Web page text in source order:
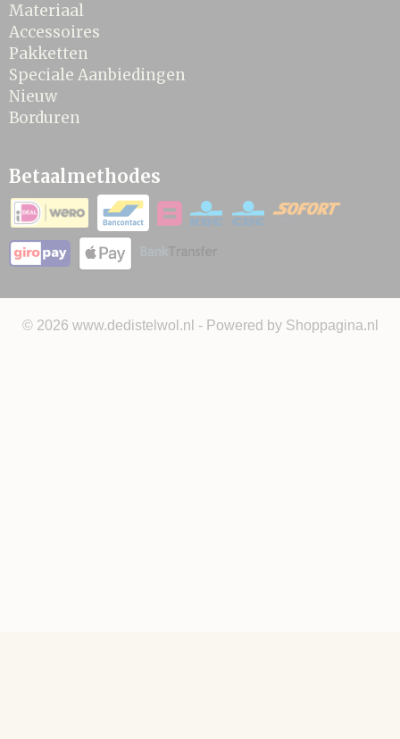
Materiaal
Accessoires
Pakketten
Speciale Aanbiedingen
Nieuw
Borduren
Betaalmethodes
© 2026 www.dedistelwol.nl - Powered by Shoppagina.nl